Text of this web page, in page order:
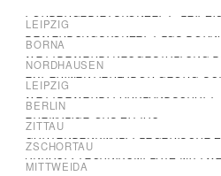
LEIPZIG
BEWERBUNGSKONZEPT LGS BORNA
BORNA
WETTBEWERB: NEUGESTALTUNG
NORDHAUSEN
EXPERIMENTIERLABOR GEORG-
LEIPZIG
WETTBEWERB: PARKLANDSCHAFT
BERLIN
EHEMALIGE OHS ZITTAU
ZITTAU
GARTENDENKMALPFLEGERISCHE
ZSCHORTAU
ANKAUF: TECHNIKUMPLATZ
MITTWEIDA